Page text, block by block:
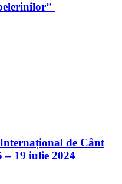
de Cânt
19 iulie 2024